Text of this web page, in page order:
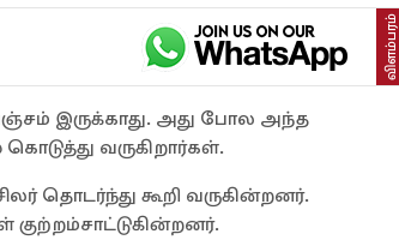
விளம்பரம்
இருக்காது. அது போல அந்த
வருகிறார்கள்.
தொடர்ந்து கூறி வருகின்றனர்.
குற்றம்சாட்டுகின்றனர்.